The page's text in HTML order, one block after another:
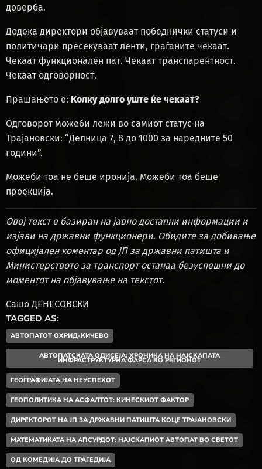
доверба.
Додека директори објавуваат победнички статуси и
политичари пресекуваат ленти, граѓаните чекаат.
Чекаат функционален пат. Чекаат транспарентност.
Чекаат одговорност.
Прашањето е: Колку долго уште ќе чекаат?
Одговорот можеби лежи во самиот статус на
Трајановски: “Делница 7, 8 до 1000 за наредните 50
години”.
Можеби тоа не беше иронија. Можеби тоа беше
проекција.
Овој текст е базиран на јавно достапни информации и
изјави на државни функционери. Обидите за добивање
официјален коментар од ЈП за државни патишта и
Министерството за транспорт останаа безуспешни до
моментот на објавување на текстот.
Сашо ДЕНЕСОВСКИ
TAGGED AS:
АВТОПАТОТ ОХРИД-КИЧЕВО
АВТОПАТСКАТА ОДИСЕЈА: ХРОНИКА НА НАЈСКАПАТА
ИНФРАСТРУКТУРНА ФАРСА ВО РЕГИОНОТ
ГЕОГРАФИЈАТА НА НЕУСПЕХОТ
ГЕОПОЛИТИКА НА АСФАЛТОТ: КИНЕСКИОТ ФАКТОР
ДИРЕКТОРОТ НА ЈП ЗА ДРЖАВНИ ПАТИШТА КОЦЕ ТРАЈАНОВСКИ
МАТЕМАТИКАТА НА АПСУРДОТ: НАЈСКАПИОТ АВТОПАТ ВО СВЕТОТ
ОД КОМЕДИЈА ДО ТРАГЕДИЈА